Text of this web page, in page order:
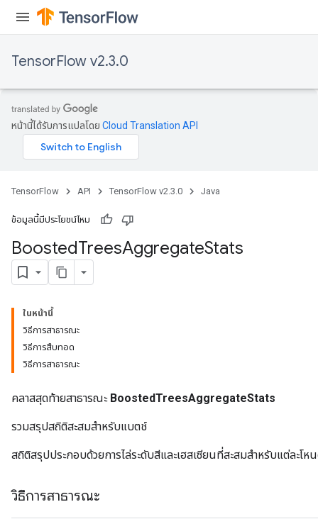
TensorFlow v2.3.0
หน้านี้ได้รับการแปลโดย Cloud Translation API
TensorFlow API TensorFlow v2.3.0 Java
ข้อมูลนี้มีประโยชน์ไหม
BoostedTreesAggregateStats
ในหน้านี้
วิธีการสาธารณะ
วิธีการสืบทอด
วิธีการสาธารณะ
คลาสสุดท้ายสาธารณะ BoostedTreesAggregateStats
รวมสรุปสถิติสะสมสำหรับแบตช์
สถิติสรุปประกอบด้วยการไล่ระดับสีและเฮสเซียนที่สะสมสำหรับแต่ล
วิธีการสาธารณะ